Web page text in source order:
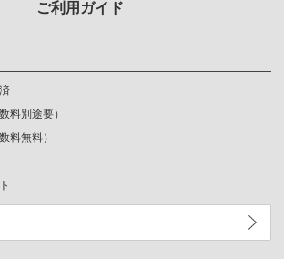
ご利用ガイド
料別途要）
料無料）